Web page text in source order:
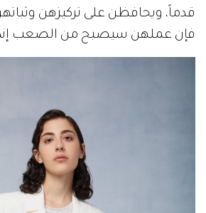
قدماً، ويحافظن على تركيزهن
فإن عملهن سيصبح من الصعب